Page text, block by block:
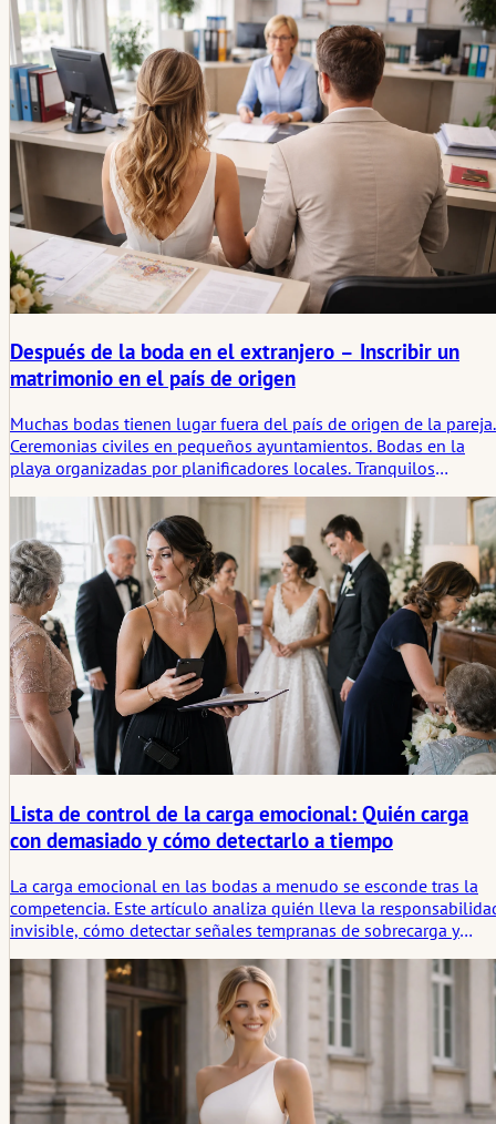
es sutil, pero unificador. Si el diseño, el sabor y el momento son
coherentes, se integra naturalmente en el día y se convierte en
parte de la experiencia.
Después de la boda en el extranjero – Inscribir un
matrimonio en el país de origen
Muchas bodas tienen lugar fuera del país de origen de la pareja.
Ceremonias civiles en pequeños ayuntamientos. Bodas en la
playa organizadas por planificadores locales. Tranquilos
parte administrativa vuelve a aparecer. La celebración ha
terminado, el papeleo no.
Lista de control de la carga emocional: Quién carga
con demasiado y cómo detectarlo a tiempo
La carga emocional en las bodas a menudo se esconde tras la
competencia. Este artículo analiza quién lleva la
invisible, cómo detectar señales tempranas de sobrecarga y
demasiado en silencio.